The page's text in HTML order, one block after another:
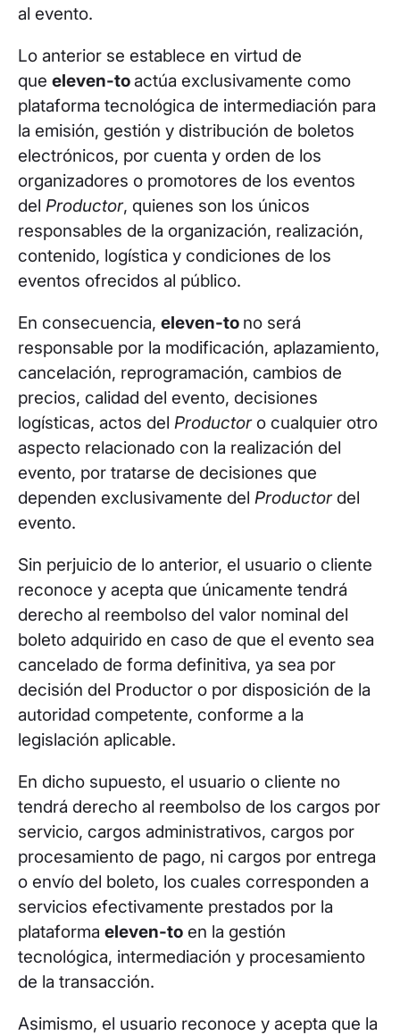
al evento.
Lo anterior se establece en virtud de
que eleven-toactúa exclusivamente como
plataforma tecnológica de intermediación para
la emisión, gestión y distribución de boletos
electrónicos, por cuenta y orden de los
organizadores o promotores de los eventos
del Productor, quienes son los únicos
responsables de la organización, realización,
contenido, logística y condiciones de los
eventos ofrecidos al público.
En consecuencia, eleven-to no será
responsable por la modificación, aplazamiento,
cancelación, reprogramación, cambios de
precios, calidad del evento, decisiones
logísticas, actos del Productoro cualquier otro
aspecto relacionado con la realización del
evento, por tratarse de decisiones que
dependen exclusivamente del Productor del
evento.
Sin perjuicio de lo anterior, el usuario o cliente
reconoce y acepta que únicamente tendrá
derecho al reembolso del valor nominal del
boleto adquirido en caso de que el evento sea
cancelado de forma definitiva, ya sea por
decisión del Productor o por disposición de la
autoridad competente, conforme a la
legislación aplicable.
En dicho supuesto, el usuario o cliente no
tendrá derecho al reembolso de los cargos por
servicio, cargos administrativos, cargos por
procesamiento de pago, ni cargos por entrega
o envío del boleto, los cuales corresponden a
servicios efectivamente prestados por la
plataforma eleven-to en la gestión
tecnológica, intermediación y procesamiento
de la transacción.
Asimismo, el usuario reconoce y acepta que la